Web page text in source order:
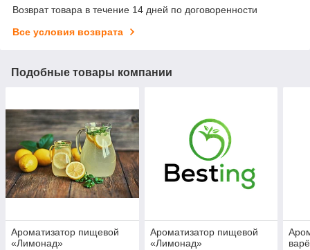
Возврат товара в течение 14 дней по договоренности
Все условия возврата
Подобные товары компании
Ароматизатор пищевой
«Лимонад»
Ароматизатор пищевой
«Лимонад»